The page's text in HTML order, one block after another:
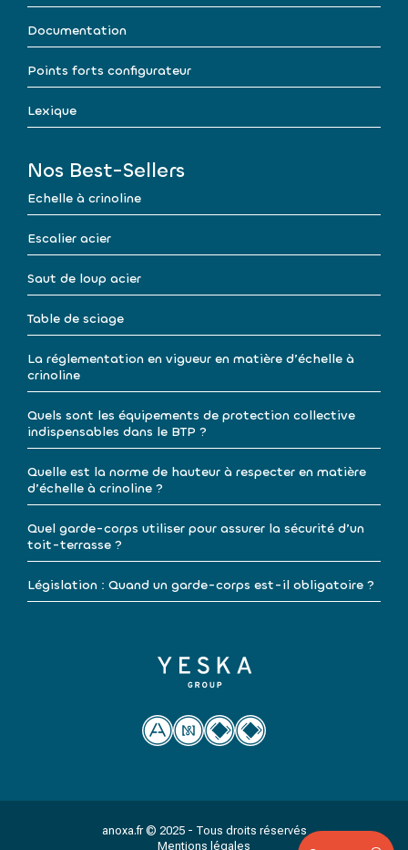
Documentation
Points forts configurateur
Lexique
Nos Best-Sellers
Echelle à crinoline
Escalier acier
Saut de loup acier
Table de sciage
La réglementation en vigueur en matière d’échelle à
crinoline
Quels sont les équipements de protection collective
indispensables dans le BTP ?
Quelle est la norme de hauteur à respecter en matière
d’échelle à crinoline ?
Quel garde-corps utiliser pour assurer la sécurité d’un
toit-terrasse ?
Législation : Quand un garde-corps est-il obligatoire ?
anoxa.fr © 2025 - Tous droits réservés
Mentions légales